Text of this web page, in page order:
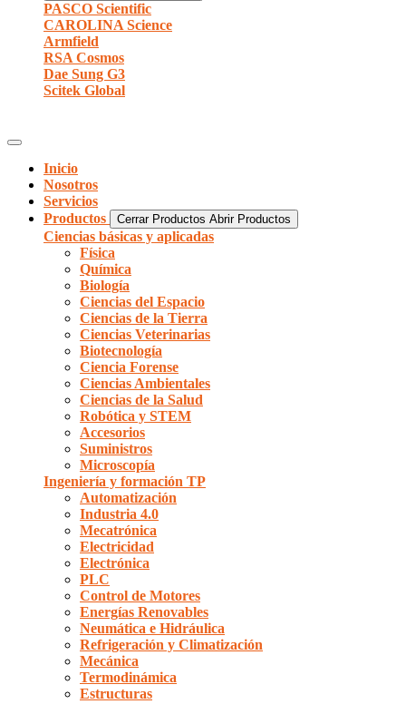
PASCO Scientific
CAROLINA Science
Armfield
RSA Cosmos
Dae Sung G3
Scitek Global
Inicio
Nosotros
Servicios
Productos
Cerrar Productos Abrir Productos
Ciencias básicas y aplicadas
Física
Química
Biología
Ciencias del Espacio
Ciencias de la Tierra
Ciencias Veterinarias
Biotecnología
Ciencia Forense
Ciencias Ambientales
Ciencias de la Salud
Robótica y STEM
Accesorios
Suministros
Microscopía
Ingeniería y formación TP
Automatización
Industria 4.0
Mecatrónica
Electricidad
Electrónica
PLC
Control de Motores
Energías Renovables
Neumática e Hidráulica
Refrigeración y Climatización
Mecánica
Termodinámica
Estructuras